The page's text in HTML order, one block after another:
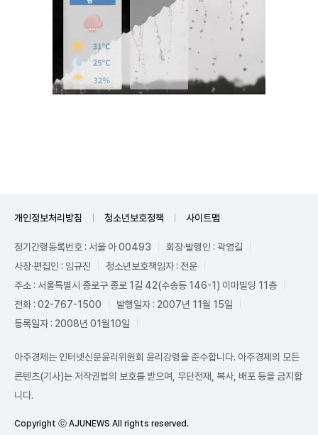
개인정보처리방침 청소년보호정책 사이트맵
정기간행등록번호 : 서울 아 00493
회장·발행인 : 곽영길
사장·편집인 : 임규진
청소년보호책임자 : 전운
주소 : 서울특별시 종로구 종로 1길 42(수송동 146-1) 이마빌딩 11층
전화 : 02-767-1500
발행일자 : 2007년 11월 15일
등록일자 : 2008년 01월10일
아주경제는 인터넷신문윤리위원회 윤리강령을 준수합니다. 아주경제의 모든
콘텐츠(기사)는 저작권법의 보호를 받으며, 무단전재, 복사, 배포 등을 금지합
니다.
Copyright ⓒ AJUNEWS All rights reserved.